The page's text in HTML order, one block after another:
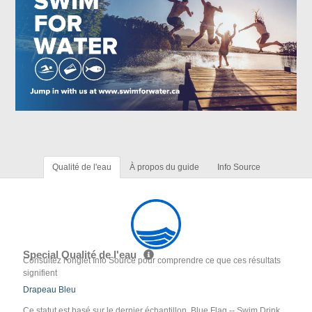
Qualité de l'eau À propos du guide Info Source
Special Qualité de l'eau
Consultez l'onglet Info Source pour comprendre ce que ces résultats
signifient
Drapeau Bleu